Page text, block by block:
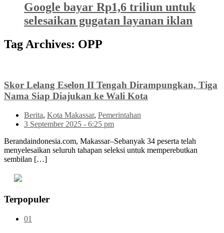
Google bayar Rp1,6 triliun untuk
selesaikan gugatan layanan iklan
Tag Archives: OPP
Skor Lelang Eselon II Tengah Dirampungkan, Tiga
Nama Siap Diajukan ke Wali Kota
Berita, Kota Makassar, Pemerintahan
3 September 2025 - 6:25 pm
Berandaindonesia.com, Makassar–Sebanyak 34 peserta telah
menyelesaikan seluruh tahapan seleksi untuk memperebutkan
sembilan […]
Terpopuler
01